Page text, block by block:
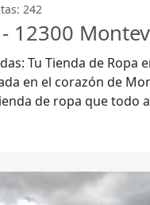
242
12300
Tu Tienda de Ropa
de ropa que todo